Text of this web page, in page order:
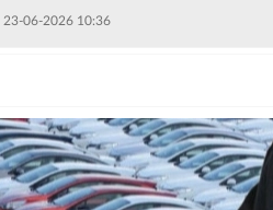
23-06-2026 10:36